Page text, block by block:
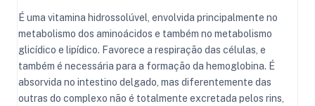
É uma vitamina hidrossolúvel, envolvida principalmente no
metabolismo dos aminoácidos e também no metabolismo
glicídico e lipídico. Favorece a respiração das células, e
também é necessária para a formação da hemoglobina. É
absorvida no intestino delgado, mas diferentemente das
outras do complexo não é totalmente excretada pelos rins,